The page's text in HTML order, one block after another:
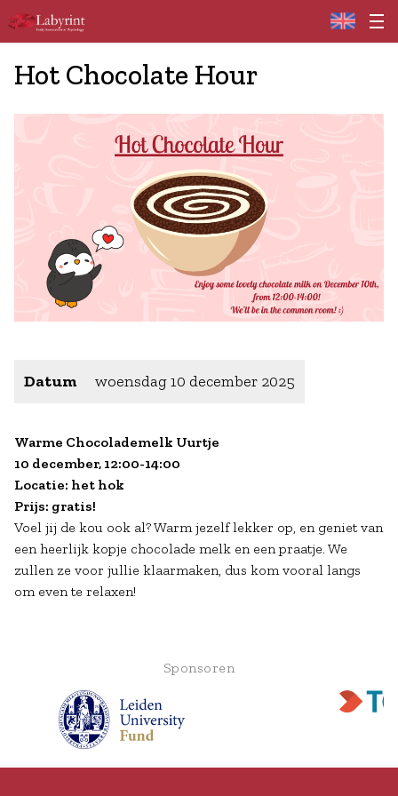
Home
Hot Chocolate Hour
Datum woensdag 10 december 2025
Warme Chocolademelk Uurtje
10 december, 12:00-14:00
Locatie: het hok
Prijs: gratis!
Voel jij de kou ook al? Warm jezelf lekker op, en geniet van
een heerlijk kopje chocolade melk en een praatje. We
zullen ze voor jullie klaarmaken, dus kom vooral langs
om even te relaxen!
Sponsoren